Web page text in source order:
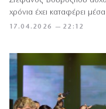
17.04.2026 — 22:12
χρόνια έχει καταφέρει